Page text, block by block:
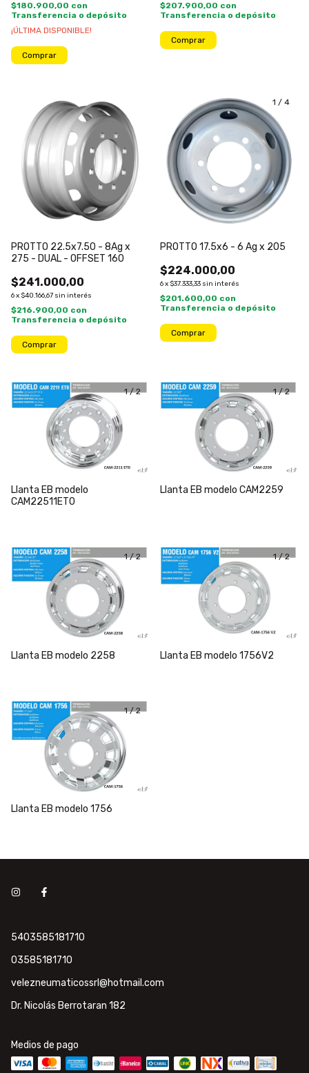
$180.900,00 con
Transferencia o depósito
¡ÚLTIMA DISPONIBLE!
$207.900,00 con
Transferencia o depósito
PROTTO 22.5x7.50 - 8Ag x
275 - DUAL - OFFSET 160
$241.000,00
6x $40.166,67 sin interés
$216.900,00 con
Transferencia o depósito
1 / 4
PROTTO 17.5x6 - 6 Ag x 205
$224.000,00
6x $37.333,33 sin interés
$201.600,00 con
Transferencia o depósito
1/2
Llanta EB modelo
CAM22511ET0
1/2
Llanta EB modelo CAM2259
1/2
Llanta EB modelo 2258
1/2
Llanta EB modelo 1756V2
1/2
Llanta EB modelo 1756
5403585181710
03585181710
velezneumaticossrl@hotmail.com
Dr. Nicolás Berrotaran 182
Medios de pago